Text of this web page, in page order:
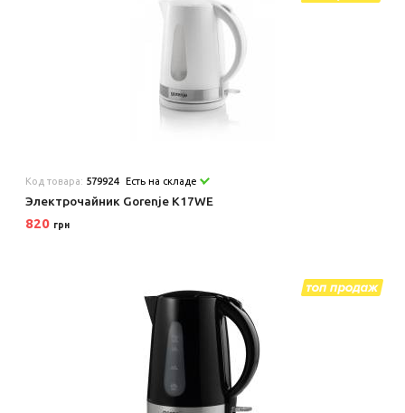
Код товара: 579924 Есть на складе
Электрочайник Gorenje K17WE
820 грн